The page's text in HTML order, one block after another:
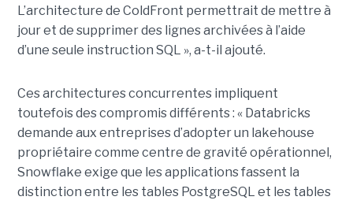
L’architecture de ColdFront permettrait de mettre à
jour et de supprimer des lignes archivées à l’aide
d’une seule instruction SQL », a-t-il ajouté.
Ces architectures concurrentes impliquent
toutefois des compromis différents : « Databricks
demande aux entreprises d’adopter un lakehouse
propriétaire comme centre de gravité opérationnel,
Snowflake exige que les applications fassent la
distinction entre les tables PostgreSQL et les tables